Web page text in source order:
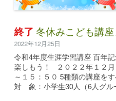
終了冬休みこども講座
2022年12月25日
令和4年度生涯学習講座 百年
楽しもう！ ２０２２年１２
～１５：５０ 5種類の講座を
対 象：小学生30人（6人グ